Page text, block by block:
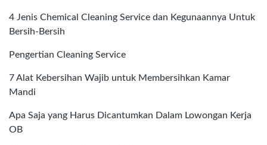
4 Jenis Chemical Cleaning Service dan Kegunaannya Untuk
Bersih-Bersih
Pengertian Cleaning Service
7 Alat Kebersihan Wajib untuk Membersihkan Kamar
Mandi
Apa Saja yang Harus Dicantumkan Dalam Lowongan Kerja
OB